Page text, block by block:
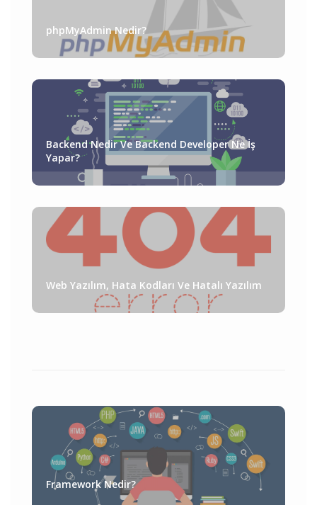
phpMyAdmin Nedir?
Backend Nedir Ve Backend Developer Ne İş
Yapar?
Web Yazılım, Hata Kodları Ve Hatalı Yazılım
Framework Nedir?